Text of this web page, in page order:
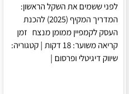
לפני ששמים את השקל הראשון:
המדריך המקיף (2025) להכנת
העסק לקמפיין ממומן מנצח זמן
קריאה משוער: 18 דקות | קטגוריה:
שיווק דיגיטלי ופרסום |